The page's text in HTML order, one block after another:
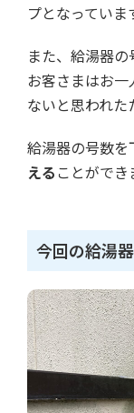
プとなっていま
また、給湯器の
お客さまはお
ないと思われた
給湯器の号数を
える ことができ
今回の給湯